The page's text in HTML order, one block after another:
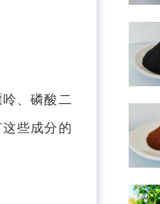
、磷酸二
些成分的